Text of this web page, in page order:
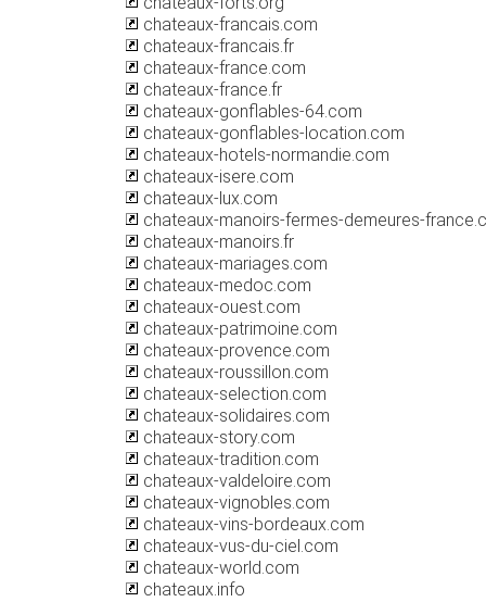
chateaux-francais.com
chateaux-francais.fr
chateaux-france.com
chateaux-france.fr
chateaux-gonflables-64.com
chateaux-gonflables-location.com
chateaux-hotels-normandie.com
chateaux-isere.com
chateaux-lux.com
chateaux-manoirs-fermes-demeures-
chateaux-manoirs.fr
chateaux-mariages.com
chateaux-medoc.com
chateaux-ouest.com
chateaux-patrimoine.com
chateaux-provence.com
chateaux-roussillon.com
chateaux-selection.com
chateaux-solidaires.com
chateaux-story.com
chateaux-tradition.com
chateaux-valdeloire.com
chateaux-vignobles.com
chateaux-vins-bordeaux.com
chateaux-vus-du-ciel.com
chateaux-world.com
chateaux.info